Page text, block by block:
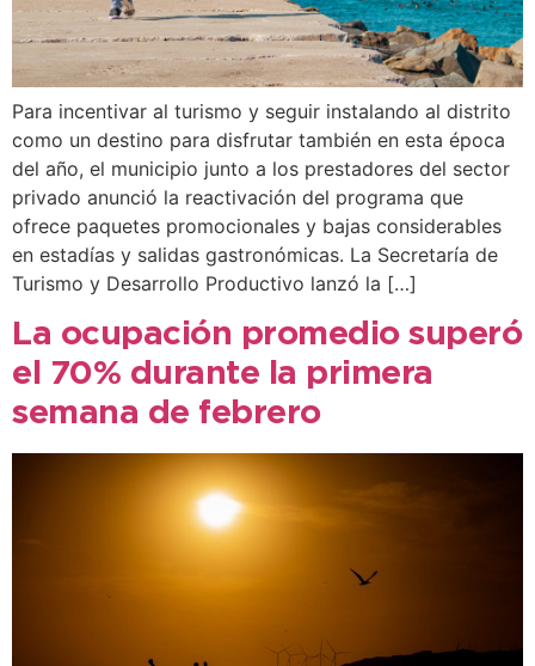
Para incentivar al turismo y seguir instalando al distrito
como un destino para disfrutar también en esta época
del año, el municipio junto a los prestadores del sector
privado anunció la reactivación del programa que
ofrece paquetes promocionales y bajas considerables
en estadías y salidas gastronómicas. La Secretaría de
Turismo y Desarrollo Productivo lanzó la […]
La ocupación promedio superó
el 70% durante la primera
semana de febrero